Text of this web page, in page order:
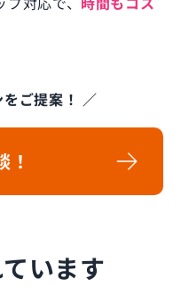
ご提案！ ／
！
います